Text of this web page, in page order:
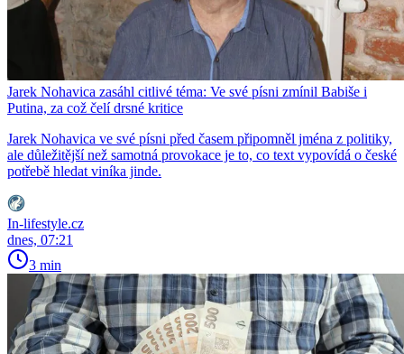
Jarek Nohavica zasáhl citlivé téma: Ve své písni zmínil Babiše i
Putina, za což čelí drsné kritice
Jarek Nohavica ve své písni před časem připomněl jména z politiky,
ale důležitější než samotná provokace je to, co text vypovídá o české
potřebě hledat viníka jinde.
In-lifestyle.cz
dnes, 07:21
3 min